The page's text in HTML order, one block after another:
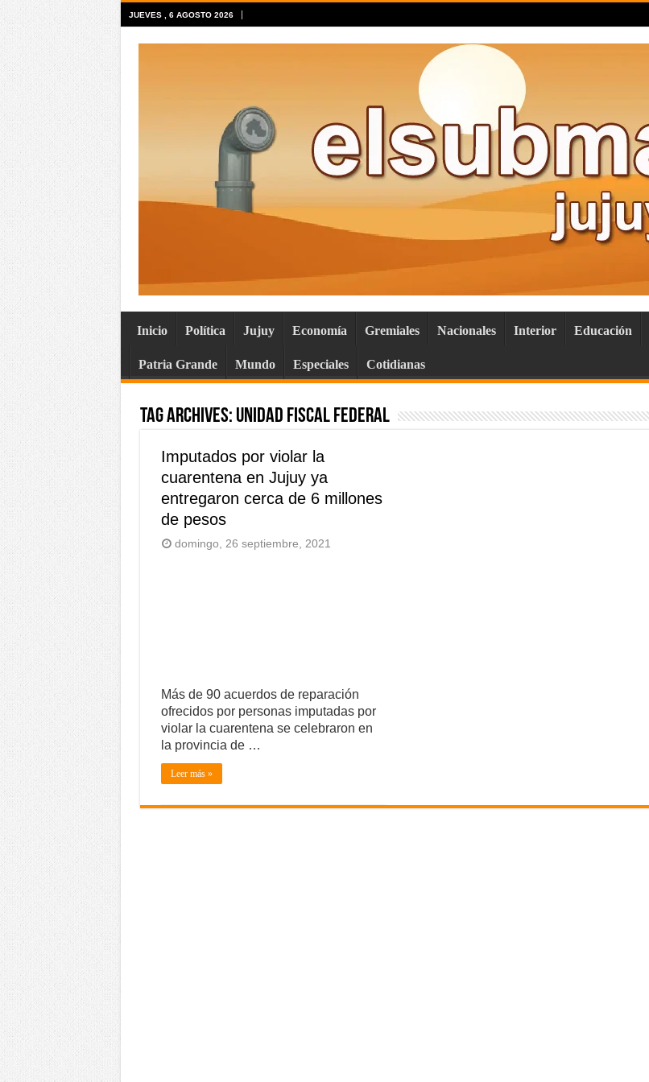
JUEVES , 6 AGOSTO 2026
Inicio Política Jujuy Economía Gremiales Nacionales Interior Educación
Patria Grande Mundo Especiales Cotidianas
Tag Archives: Unidad Fiscal Federal
Imputados por violar la
cuarentena en Jujuy ya
entregaron cerca de 6 millones
de pesos
domingo, 26 septiembre, 2021
Más de 90 acuerdos de reparación
ofrecidos por personas imputadas por
violar la cuarentena se celebraron en
la provincia de …
Leer más »